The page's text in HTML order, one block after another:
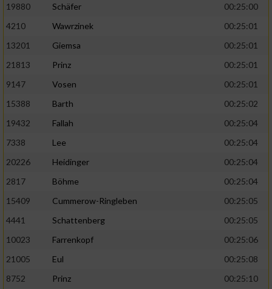
19880
Schäfer
00:25:00
4210
Wawrzinek
00:25:01
13201
Giemsa
00:25:01
21813
Prinz
00:25:01
9147
Vosen
00:25:01
15388
Barth
00:25:02
19432
Fallah
00:25:04
7338
Lee
00:25:04
20226
Heidinger
00:25:04
2817
Böhme
00:25:04
15409
Cummerow-Ringleben
00:25:05
4441
Schattenberg
00:25:05
10023
Farrenkopf
00:25:06
21005
Eul
00:25:08
8752
Prinz
00:25:10